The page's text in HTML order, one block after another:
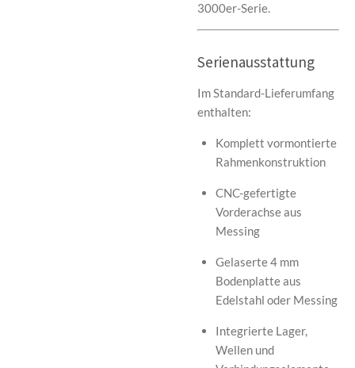
3000er-Serie.
Serienausstattung
Im Standard-Lieferumfang
enthalten:
Komplett vormontierte
Rahmenkonstruktion
CNC-gefertigte
Vorderachse aus
Messing
Gelaserte 4 mm
Bodenplatte aus
Edelstahl oder Messing
Integrierte Lager,
Wellen und